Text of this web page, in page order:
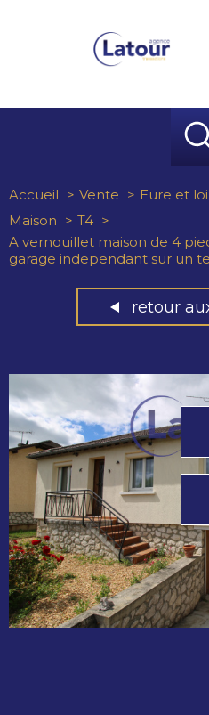
Accueil Vente Eure et
Maison
T4
A vernouillet maison de 4
garage independant sur un
retour